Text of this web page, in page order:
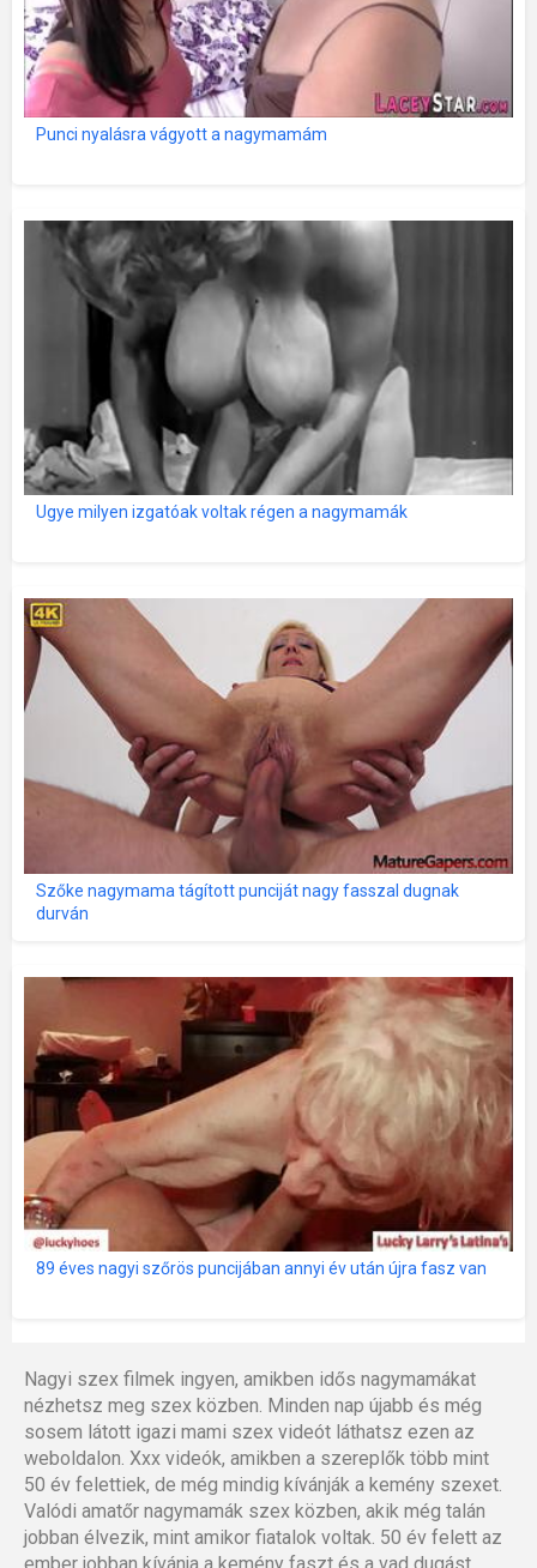
Punci nyalásra vágyott a nagymamám
Ugye milyen izgatóak voltak régen a nagymamák
Szőke nagymama tágított punciját nagy fasszal dugnak
durván
89 éves nagyi szőrös puncijában annyi év után újra fasz van
Nagyi szex filmek ingyen, amikben idős nagymamákat
nézhetsz meg szex közben. Minden nap újabb és még
sosem látott igazi mami szex videót láthatsz ezen az
weboldalon. Xxx videók, amikben a szereplők több mint
50 év felettiek, de még mindig kívánják a kemény szexet.
Valódi amatőr nagymamák szex közben, akik még talán
jobban élvezik, mint amikor fiatalok voltak. 50 év felett az